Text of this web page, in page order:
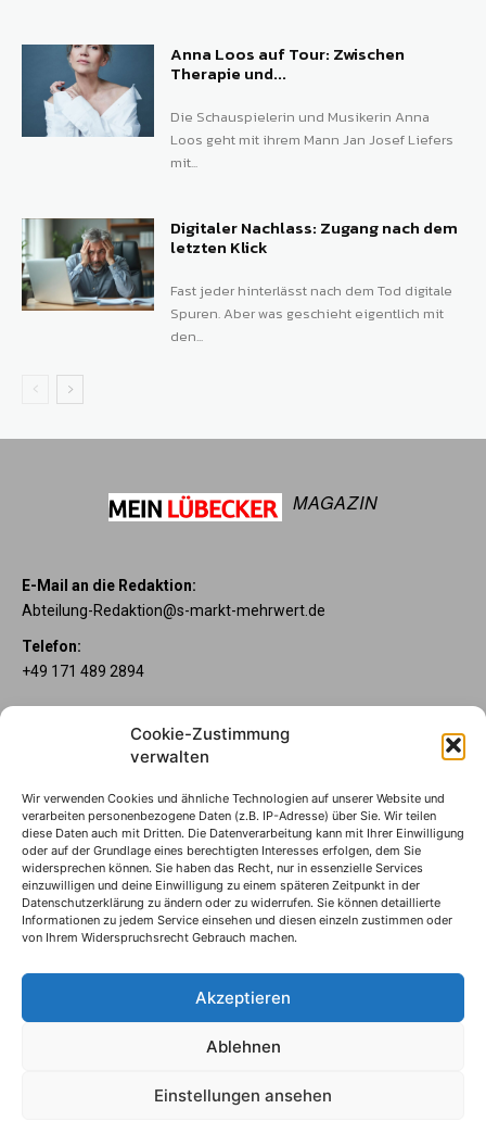
Cookie-Zustimmung
verwalten
Wir verwenden Cookies und ähnliche Technologien auf unserer Website und
verarbeiten personenbezogene Daten (z.B. IP-Adresse) über Sie. Wir teilen
diese Daten auch mit Dritten. Die Datenverarbeitung kann mit Ihrer Einwilligung
oder auf der Grundlage eines berechtigten Interesses erfolgen, dem Sie
widersprechen können. Sie haben das Recht, nur in essenzielle Services
einzuwilligen und deine Einwilligung zu einem späteren Zeitpunkt in der
Datenschutzerklärung zu ändern oder zu widerrufen. Sie können detaillierte
Informationen zu jedem Service einsehen und diesen einzeln zustimmen oder
von Ihrem Widerspruchsrecht Gebrauch machen.
Akzeptieren
Ablehnen
Einstellungen ansehen
Anna Loos auf Tour: Zwischen
Therapie und...
Die Schauspielerin und Musikerin Anna
Loos geht mit ihrem Mann Jan Josef Liefers
mit...
Digitaler Nachlass: Zugang nach dem
letzten Klick
Fast jeder hinterlässt nach dem Tod digitale
Spuren. Aber was geschieht eigentlich mit
den...
MAGAZIN
E-Mail an die Redaktion:
Abteilung-Redaktion@s-markt-mehrwert.de
Telefon:
+49 171 489 2894
Wenn’s um Geld geht, hat jeder ganz individuelle Vorstellungen.
Mein Lübecker Konto genau das Richtige für Sie. Unsere
Kontomodelle Mein Lübecker Premium, Mein Lübecker Comfort
und Mein Lübecker Fresh bieten Ihnen etliche Inklusivleistungen.
Im Mein Lübecker Magazin erfahren Sie immer, was es Neues
gibt.
Die Mein Lübecker Kontomodelle
Datenverwendung
© S-Markt & Mehrwert & Sparkasse zu Lübeck, 2024